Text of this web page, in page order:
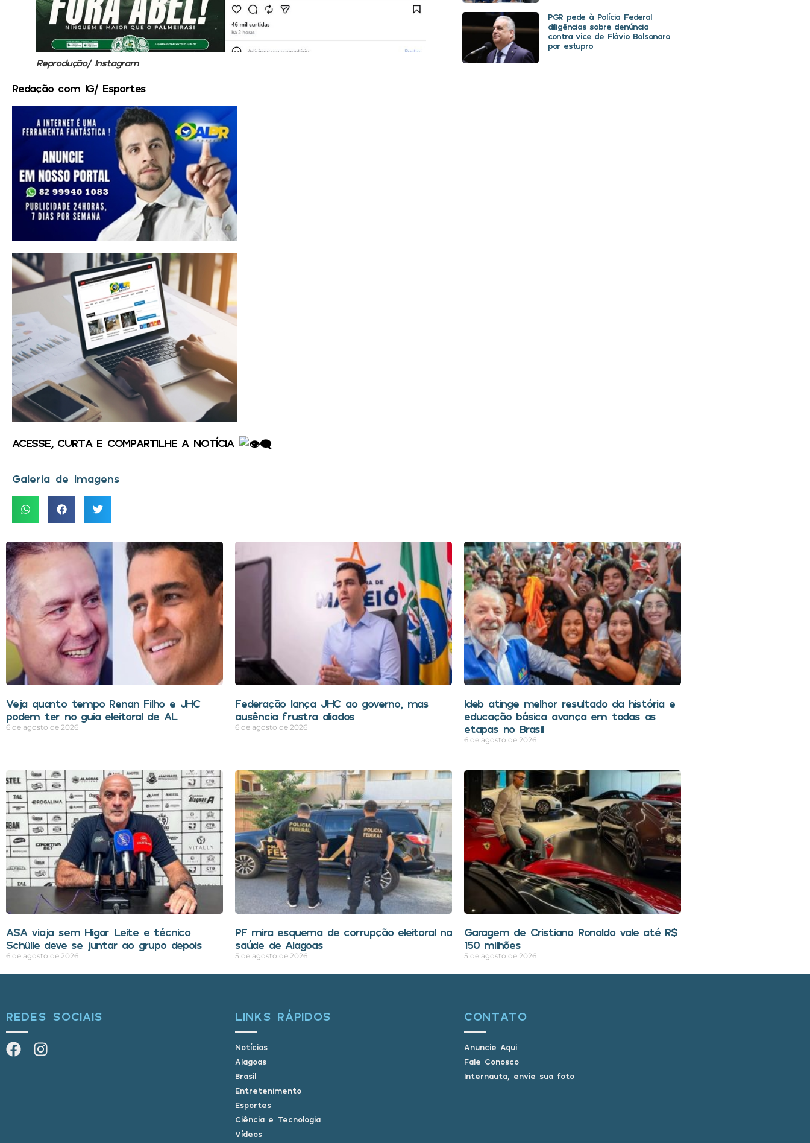
Reprodução/ Instagram
Redação com IG/ Esportes
ACESSE, CURTA E COMPARTILHE A NOTÍCIA
Galeria de Imagens
PGR pede à Polícia Federal
diligências sobre denúncia
contra vice de Flávio Bolsonaro
por estupro
Veja quanto tempo Renan Filho e JHC
podem ter no guia eleitoral de AL
6 de agosto de 2026
Federação lança JHC ao governo, mas
ausência frustra aliados
6 de agosto de 2026
Ideb atinge melhor resultado da história e
educação básica avança em todas as
etapas no Brasil
6 de agosto de 2026
ASA viaja sem Higor Leite e técnico
Schülle deve se juntar ao grupo depois
6 de agosto de 2026
PF mira esquema de corrupção eleitoral na
saúde de Alagoas
5 de agosto de 2026
Garagem de Cristiano Ronaldo vale até R$
150 milhões
5 de agosto de 2026
REDES SOCIAIS LINKS RÁPIDOS
Notícias
Alagoas
Brasil
Entretenimento
Esportes
Ciência e Tecnologia
Vídeos
CONTATO
Anuncie Aqui
Fale Conosco
Internauta, envie sua foto